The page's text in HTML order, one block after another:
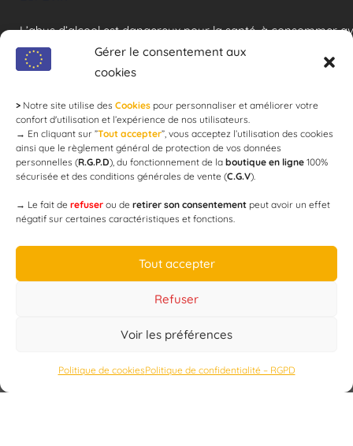
Gérer le consentement aux
cookies
> Notre site utilise des Cookies pour personnaliser et améliorer votre
confort d'utilisation et l’expérience de nos utilisateurs.
→ En cliquant sur ”Tout accepter”, vous acceptez l’utilisation des cookies
ainsi que le règlement général de protection de vos données
personnelles (R.G.P.D), du fonctionnement de la boutique en ligne 100%
sécurisée et des conditions générales de vente (C.G.V).
→ Le fait de refuser ou de retirer son consentement peut avoir un effet
négatif sur certaines caractéristiques et fonctions.
Tout accepter
Refuser
Voir les préférences
Politique de cookiesPolitique de confidentialité – RGPD
L’abus d’alcool est dangereux pour la santé, à consommer
modération !
Newsletter
email
Designed byWEB3-DESIGN
CopyrightCAP’C2019